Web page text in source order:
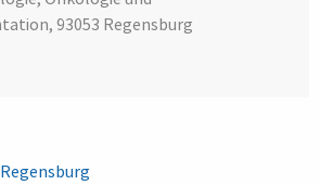
93053 Regensburg